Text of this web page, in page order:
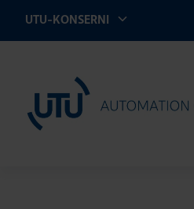
UTU-KONSERNI
UTU Automation